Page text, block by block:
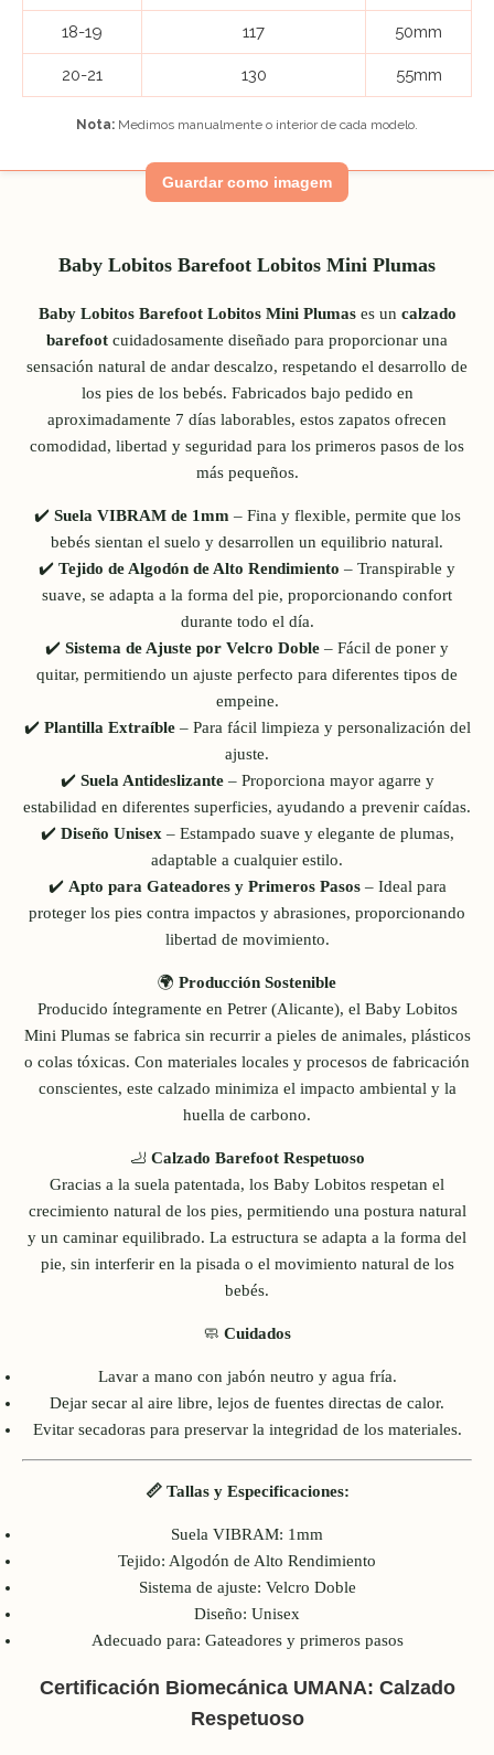
18-19 117 50mm
20-21 130 55mm
Nota: Medimos manualmente o interior de cada modelo.
Guardar como imagem
Baby Lobitos Barefoot Lobitos Mini Plumas
Baby Lobitos Barefoot Lobitos Mini Plumases un calzado
barefoot cuidadosamente diseñado para proporcionar una
sensación natural de andar descalzo, respetando el desarrollo de
los pies de los bebés. Fabricados bajo pedido en
aproximadamente 7 días laborables, estos zapatos ofrecen
comodidad, libertad y seguridad para los primeros pasos de los
más pequeños.
✔️ Suela VIBRAM de 1mm – Fina y flexible, permite que los
bebés sientan el suelo y desarrollen un equilibrio natural.
✔️ Tejido de Algodón de Alto Rendimiento – Transpirable y
suave, se adapta a la forma del pie, proporcionando confort
durante todo el día.
✔️ Sistema de Ajuste por Velcro Doble – Fácil de poner y
quitar, permitiendo un ajuste perfecto para diferentes tipos de
empeine.
✔️ Plantilla Extraíble– Para fácil limpieza y personalización del
ajuste.
✔️ Suela Antideslizante– Proporciona mayor agarre y
estabilidad en diferentes superficies, ayudando a prevenir caídas.
✔️ Diseño Unisex – Estampado suave y elegante de plumas,
adaptable a cualquier estilo.
✔️ Apto para Gateadores y Primeros Pasos– Ideal para
proteger los pies contra impactos y abrasiones, proporcionando
libertad de movimiento.
🌍 Producción Sostenible
Producido íntegramente en Petrer (Alicante), el Baby Lobitos
Mini Plumas se fabrica sin recurrir a pieles de animales, plásticos
o colas tóxicas. Con materiales locales y procesos de fabricación
conscientes, este calzado minimiza el impacto ambiental y la
huella de carbono.
🦶 Calzado Barefoot Respetuoso
Gracias a la suela patentada, los Baby Lobitos respetan el
crecimiento natural de los pies, permitiendo una postura natural
y un caminar equilibrado. La estructura se adapta a la forma del
pie, sin interferir en la pisada o el movimiento natural de los
bebés.
🧼 Cuidados
Lavar a mano con jabón neutro y agua fría.
Dejar secar al aire libre, lejos de fuentes directas de calor.
Evitar secadoras para preservar la integridad de los materiales.
📏 Tallas y Especificaciones:
Suela VIBRAM: 1mm
Tejido: Algodón de Alto Rendimiento
Sistema de ajuste: Velcro Doble
Diseño: Unisex
Adecuado para: Gateadores y primeros pasos
Certificación Biomecánica UMANA: Calzado
Respetuoso